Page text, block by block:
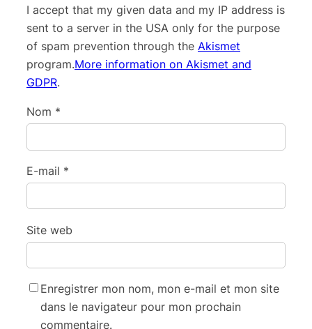
I accept that my given data and my IP address is
sent to a server in the USA only for the purpose
of spam prevention through the Akismet
program.More information on Akismet and
GDPR.
Nom *
E-mail *
Site web
Enregistrer mon nom, mon e-mail et mon site
dans le navigateur pour mon prochain
commentaire.